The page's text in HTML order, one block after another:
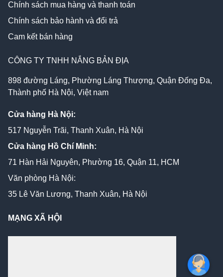
CÔNG TY TNHH NẮNG BẢN ĐỊA
898 đường Láng, Phường Láng Thượng, Quận Đống Đa,
Thành phố Hà Nội, Việt nam
Cửa hàng Hà Nội:
517 Nguyễn Trãi, Thanh Xuân, Hà Nội
Cửa hàng Hồ Chí Minh:
71 Hàn Hải Nguyên, Phường 16, Quận 11, HCM
Văn phòng Hà Nội:
35 Lê Văn Lương, Thanh Xuân, Hà Nội
Chính sách mua hàng và thanh toán
Chính sách bảo hành và đổi trả
Cam kết bán hàng
MẠNG XÃ HỘI